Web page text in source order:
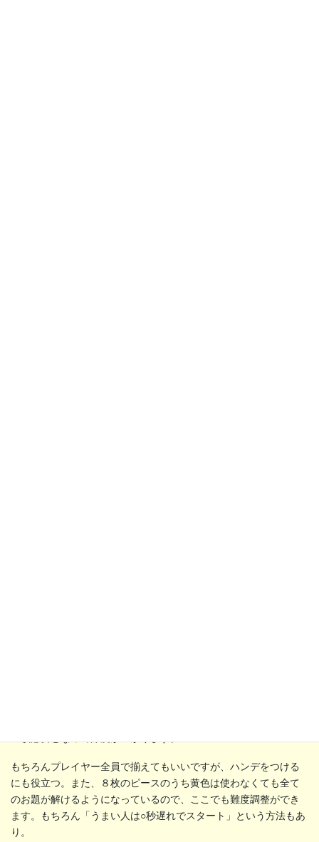
もちろんプレイヤー全員で揃えてもいいですが、ハンデをつける
にも役立つ。また、８枚のピースのうち黄色は使わなくても全て
のお題が解けるようになっているので、ここでも難度調整ができ
ます。もちろん「うまい人は○秒遅れでスタート」という方法もあ
り。